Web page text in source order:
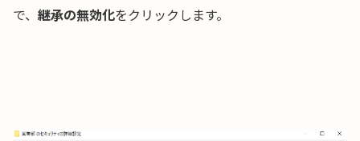
で、 継承の無効化をクリックします。